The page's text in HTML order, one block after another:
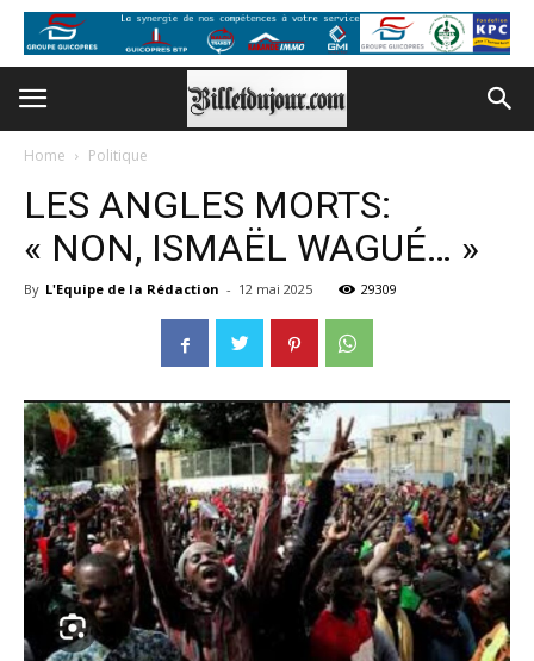
Home Politique
LES ANGLES MORTS:
« NON, ISMAËL WAGUÉ… »
By L'Equipe de la Rédaction - 12 mai 2025 29309